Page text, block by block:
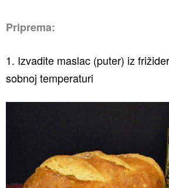
Priprema:
1. Izvadite maslac (puter) iz
sobnoj temperaturi